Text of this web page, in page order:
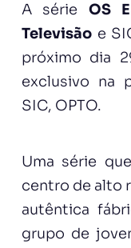
A série OS
Televisãoe
próximo dia
exclusivo na
SIC, OPTO.
Uma série
centro de alto
autêntica
grupo de